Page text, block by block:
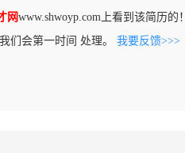
网www.shwoyp.com上看到该简历的！
们会第一时间 处理。 我要反馈>>>